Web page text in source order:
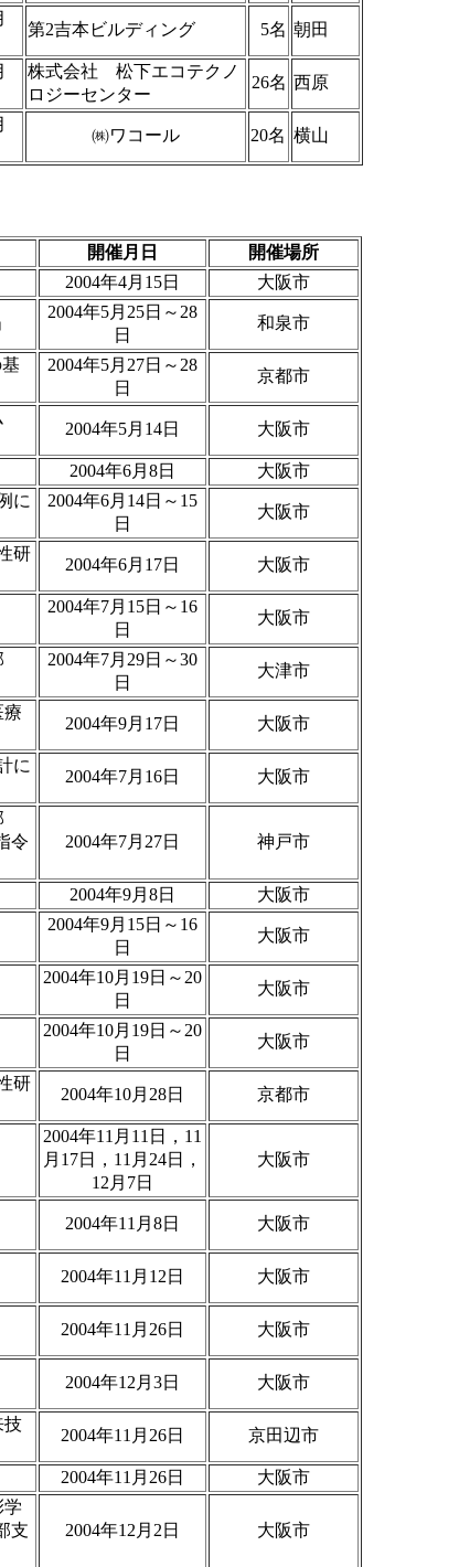
第2吉本ビルディング 5名 朝田
株式会社 松下エコテクノ
ロジーセンター
26名 西原
㈱ワコール 20名 横山
開催月日
開催場所
2004年4月15日 大阪市
2004年5月25日～28
日
和泉市
2004年5月27日～28
日
京都市
2004年5月14日 大阪市
2004年6月8日 大阪市
に
2004年6月14日～15
日
大阪市
研
2004年6月17日 大阪市
2004年7月15日～16
日
大阪市
2004年7月29日～30
日
大津市
2004年9月17日 大阪市
に
2004年7月16日 大阪市
令
2004年7月27日 神戸市
2004年9月8日 大阪市
2004年9月15日～16
日
大阪市
2004年10月19日～20
日
大阪市
2004年10月19日～20
日
大阪市
研
2004年10月28日 京都市
2004年11月11日，11
月17日，11月24日，
12月7日
大阪市
2004年11月8日 大阪市
2004年11月12日 大阪市
2004年11月26日 大阪市
2004年12月3日 大阪市
技
2004年11月26日 京田辺市
2004年11月26日 大阪市
学
支
2004年12月2日 大阪市